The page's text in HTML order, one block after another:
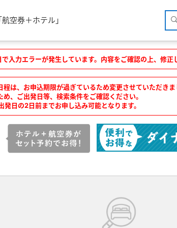
空券＋ホテル」
入力エラーが発生しています。内容をご確認の上、修正
程は、お申込期限が過ぎているため変更させていただき
め、ご出発日等、検索条件をご確認ください。
発日の2日前までお申し込み可能となります。